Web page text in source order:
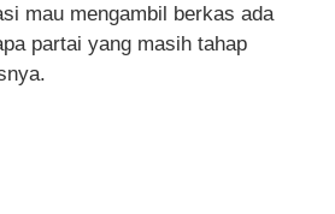
mau mengambil berkas ada
partai yang masih tahap